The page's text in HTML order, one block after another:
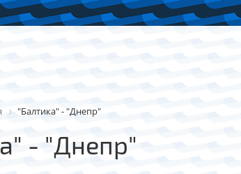
"Балтика" - "Днепр"
- "Днепр"